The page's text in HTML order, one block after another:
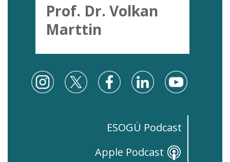
Prof. Dr. Volkan
Marttin
ESOGÜ Podcast
Apple Podcast